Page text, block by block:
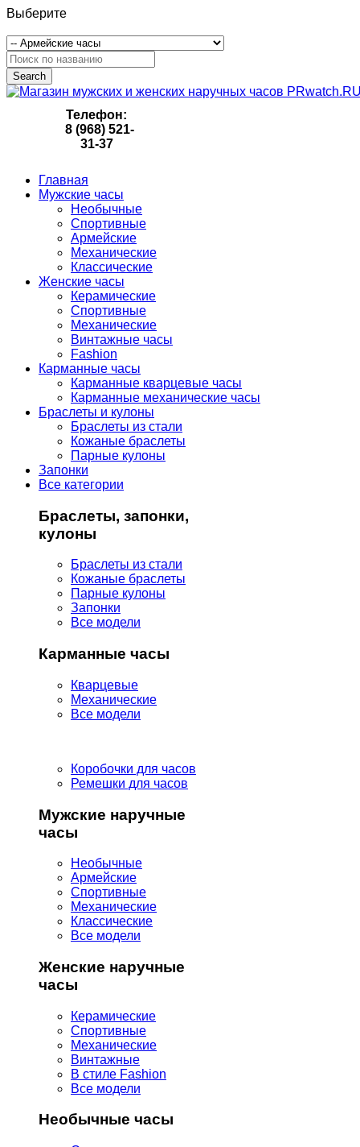
Выберите
Search
Телефон:
8 (968) 521-
31-37
Главная
Мужские часы
Необычные
Спортивные
Армейские
Механические
Классические
Женские часы
Керамические
Спортивные
Механические
Винтажные часы
Fashion
Карманные часы
Карманные кварцевые часы
Карманные механические часы
Браслеты и кулоны
Браслеты из стали
Кожаные браслеты
Парные кулоны
Запонки
Все категории
Браслеты, запонки,
кулоны
Браслеты из стали
Кожаные браслеты
Парные кулоны
Запонки
Все модели
Карманные часы
Кварцевые
Механические
Все модели
Коробочки для часов
Ремешки для часов
Мужские наручные
часы
Необычные
Армейские
Спортивные
Механические
Классические
Все модели
Женские наручные
часы
Керамические
Спортивные
Механические
Винтажные
В стиле Fashion
Все модели
Необычные часы